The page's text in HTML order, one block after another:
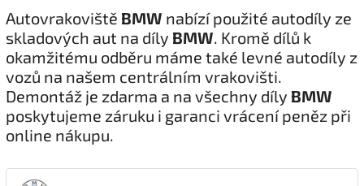
Autovrakoviště BMW nabízí použité autodíly ze
skladových aut na díly BMW. Kromě dílů k
okamžitému odběru máme také levné autodíly z
vozů na našem centrálním vrakovišti.
Demontáž je zdarma a na všechny díly BMW
poskytujeme záruku i garanci vrácení peněz při
online nákupu.